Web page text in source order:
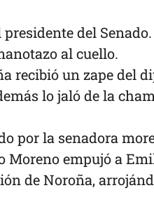
del Senado.
al cuello.
recibió un zape del
lo jaló de la
por la senadora
Moreno empujó a
de Noroña,